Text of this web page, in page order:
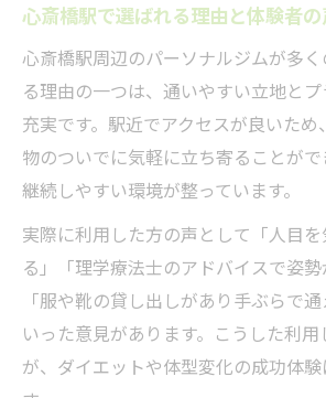
パーソナルトレーニングで
れる理由
理想の身体を手に入れるた
ト
体質改善を促すパーソナル
魅力
継続しやすい環境が変化の
自分に合ったトレーニング
停滞期を乗り越えた変化の秘密
パーソナルトレーニングで
る方法
心斎橋駅で選ばれる理由と体験者
心斎橋駅周辺のパーソナルジムが多
る理由の一つは、通いやすい立地と
充実です。駅近でアクセスが良いた
物のついでに気軽に立ち寄ることが
継続しやすい環境が整っています。
実際に利用した方の声として「人目
る」「理学療法士のアドバイスで姿勢
「服や靴の貸し出しがあり手ぶらで
いった意見があります。こうした利
が、ダイエットや体型変化の成功体